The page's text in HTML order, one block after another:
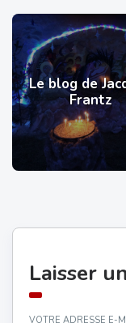
Le blog de
Frantz
Laisser
VOTRE ADRESSE E-